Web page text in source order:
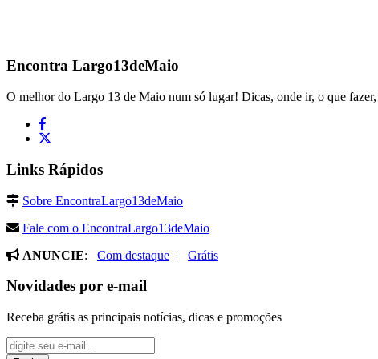
Encontra Largo13deMaio
O melhor do Largo 13 de Maio num só lugar! Dicas, onde ir, o que
Links Rápidos
Sobre EncontraLargo13deMaio
Fale com o EncontraLargo13deMaio
ANUNCIE: Com destaque | Grátis
Novidades por e-mail
Receba grátis as principais notícias, dicas e promoções